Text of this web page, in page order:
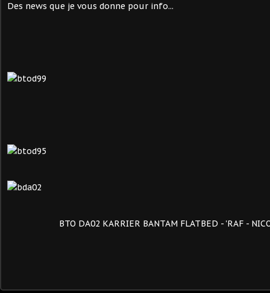
Des news que je vous donne pour info...
BTO DA02 KARRIER BANTAM FLATBED - 'RAF -